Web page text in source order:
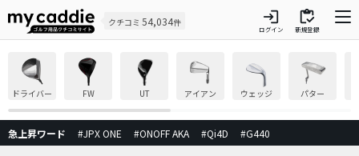
クチコミ 54,034件 login
ログイン
inventory
新規登録
ドライバー FW UT アイアン ウェッジ パター
急上昇ワード #JPX ONE #ONOFF AKA #Qi4D #G440